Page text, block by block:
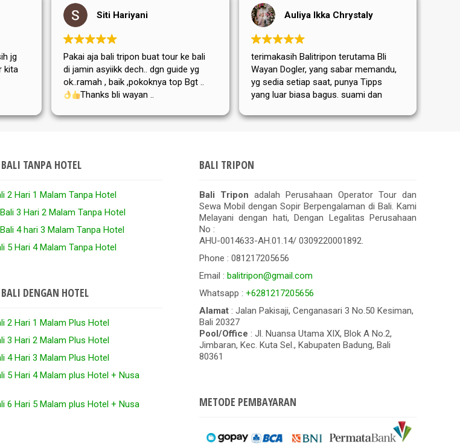
jg
kita
Siti Hariyani
Pakai aja bali tripon buat tour ke bali
di jamin asyiikk dech.. dgn guide yg
ok..ramah , baik ,pokoknya top Bgt ..
Thanks bli wayan ..
Auliya Ikka Chrystaly
terimakasih Balitripon terutama Bli
Wayan Dogler, yang sabar memandu,
yg sedia setiap saat, punya Tipps
yang luar biasa bagus. suami dan
sangat puas dan senang ditemanin
TANPA HOTEL
2 Hari 1 Malam Tanpa Hotel
3 Hari 2 Malam Tanpa Hotel
4 hari 3 Malam Tanpa Hotel
5 Hari 4 Malam Tanpa Hotel
DENGAN HOTEL
2 Hari 1 Malam Plus Hotel
3 Hari 2 Malam Plus Hotel
4 Hari 3 Malam Plus Hotel
5 Hari 4 Malam plus Hotel + Nusa
6 Hari 5 Malam plus Hotel + Nusa
BALI TRIPON
Bali Tripon adalah Perusahaan Operator Tour dan
Sewa Mobil dengan Sopir Berpengalaman di Bali. Kami
Melayani dengan hati, Dengan Legalitas Perusahaan
No :
AHU-0014633-AH.01.14/ 0309220001892.
Phone : 081217205656
Email : balitripon@gmail.com
Whatsapp : +6281217205656
Alamat: Jalan Pakisaji, Cenganasari 3 No.50 Kesiman,
Bali 20327
Pool/Office : Jl. Nuansa Utama XIX, Blok A No.2,
Jimbaran, Kec. Kuta Sel., Kabupaten Badung, Bali
80361
METODE PEMBAYARAN